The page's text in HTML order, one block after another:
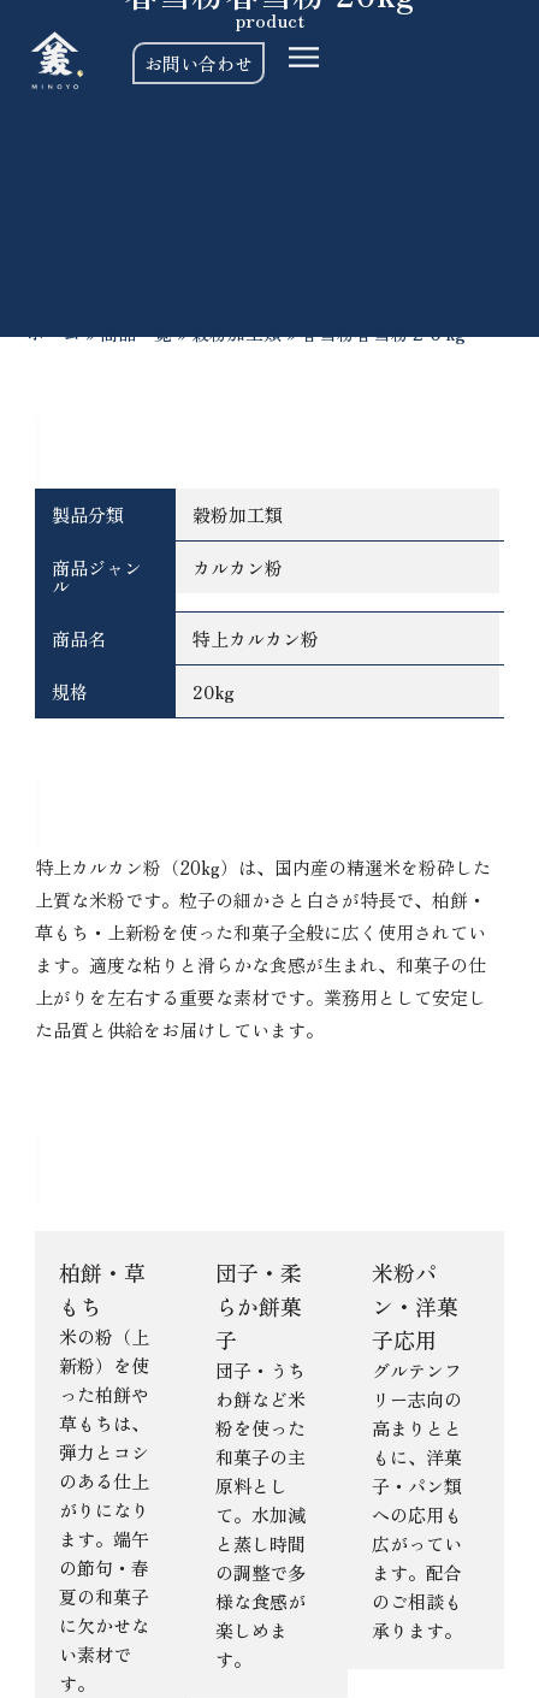
お問い合わせ
product
ホーム»商品一覧»穀粉加工類»春雪粉春雪粉２０kg
製品分類 穀粉加工類
商品ジャン
ル
カルカン粉
商品名 特上カルカン粉
規格 20kg
特上カルカン粉（20kg）は、国内産の精選米を粉砕した
上質な米粉です。粒子の細かさと白さが特長で、柏餅・
草もち・上新粉を使った和菓子全般に広く使用されてい
ます。適度な粘りと滑らかな食感が生まれ、和菓子の仕
上がりを左右する重要な素材です。業務用として安定し
た品質と供給をお届けしています。
柏餅・草
もち
米の粉（上
新粉）を使
った柏餅や
草もちは、
弾力とコシ
のある仕上
がりになり
ます。端午
の節句・春
夏の和菓子
に欠かせな
い素材で
す。
団子・柔
らか餅菓
子
団子・うち
わ餅など米
粉を使った
和菓子の主
原料とし
て。水加減
と蒸し時間
の調整で多
様な食感が
楽しめま
す。
米粉パ
ン・洋菓
子応用
グルテンフ
リー志向の
高まりとと
もに、洋菓
子・パン類
への応用も
広がってい
ます。配合
のご相談も
承ります。